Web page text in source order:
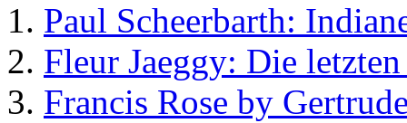
Paul Scheerbarth:
Fleur Jaeggy: Die
Francis Rose by